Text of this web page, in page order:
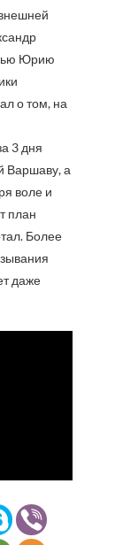
Юрию
о том, на
3 дня
Варшаву, а
воле и
план
Более
даже